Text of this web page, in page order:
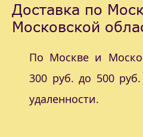
Доставка по
Московской
По Москве и
300 руб. до 500
удаленности.